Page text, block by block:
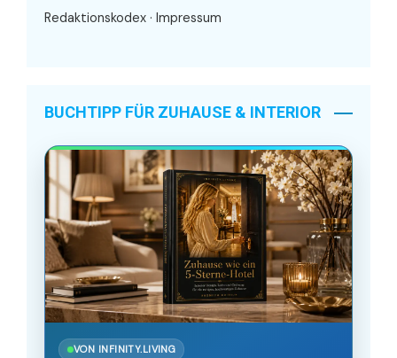
Redaktionskodex · Impressum
BUCHTIPP FÜR ZUHAUSE & INTERIOR
VON INFINITY.LIVING